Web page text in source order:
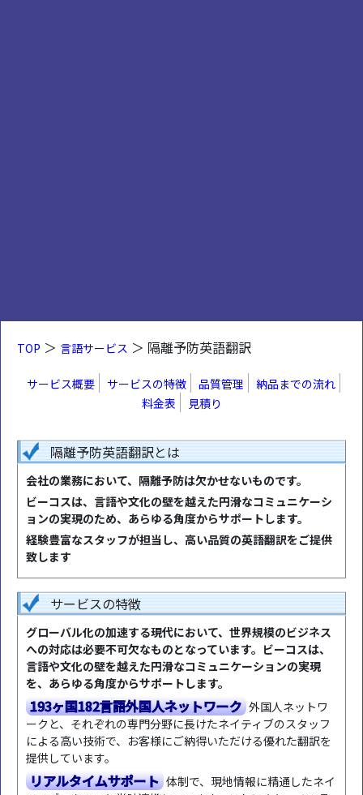
TOP ＞ 言語サービス ＞ 隔離予防英語翻訳
サービス概要 サービスの特徴 品質管理
納品までの流れ
料金表
見積り
隔離予防英語翻訳とは
会社の業務において、隔離予防は欠かせないものです。
ビーコスは、言語や文化の壁を越えた円滑なコミュニケーシ
ョンの実現のため、あらゆる角度からサポートします。
経験豊富なスタッフが担当し、高い品質の英語翻訳をご提供
致します
サービスの特徴
グローバル化の加速する現代において、世界規模のビジネス
への対応は必要不可欠なものとなっています。ビーコスは、
言語や文化の壁を越えた円滑なコミュニケーションの実現
を、あらゆる角度からサポートします。
193ヶ国182言語外国人ネットワーク 外国人ネットワ
ークと、それぞれの専門分野に長けたネイティブのスタッフ
による高い技術で、お客様にご納得いただける優れた翻訳を
提供しています。
リアルタイムサポート 体制で、現地情報に精通したネイ